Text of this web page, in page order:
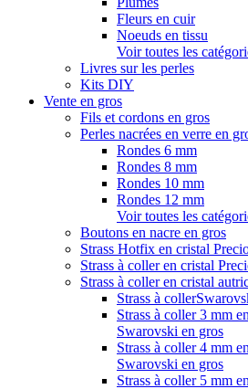
Fleurs en cuir
Noeuds en tissu
Voir toutes les
Livres sur les perles
Kits DIY
Vente en gros
Fils et cordons en gros
Perles nacrées en verre en
Rondes 6 mm
Rondes 8 mm
Rondes 10 mm
Rondes 12 mm
Voir toutes les
Boutons en nacre en gros
Strass Hotfix en cristal
Strass à coller en cristal
Strass à coller en cristal
Strass à
Strass à coller 3 mm
Swarovski en gros
Strass à coller 4 mm
Swarovski en gros
Strass à coller 5 mm